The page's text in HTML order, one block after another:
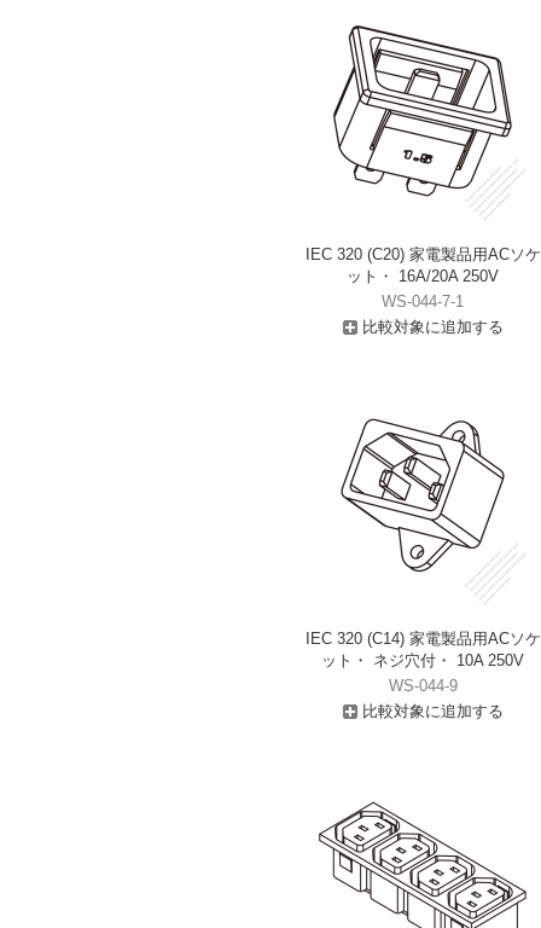
IEC 320 (C20) 家電製品用ACソケ
ット・ 16A/20A 250V
WS-044-7-1
比較対象に追加する
IEC 320 (C14) 家電製品用ACソケ
ット・ ネジ穴付・ 10A 250V
WS-044-9
比較対象に追加する